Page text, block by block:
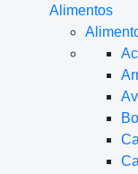
Alimentos